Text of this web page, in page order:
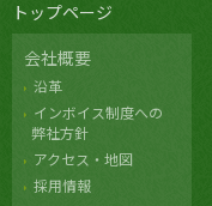
トップページ
会社概要
沿革
インボイス制度への
弊社方針
アクセス・地図
採用情報